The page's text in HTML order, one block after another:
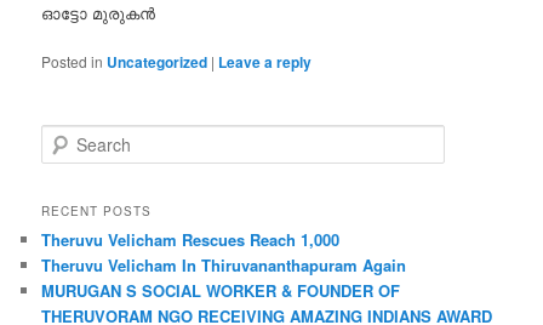
ഓട്ടോ മുരുകൻ
Posted in Uncategorized | Leave a reply
Search
RECENT POSTS
Theruvu Velicham Rescues Reach 1,000
Theruvu Velicham In Thiruvananthapuram Again
MURUGAN S SOCIAL WORKER & FOUNDER OF
THERUVORAM NGO RECEIVING AMAZING INDIANS AWARD